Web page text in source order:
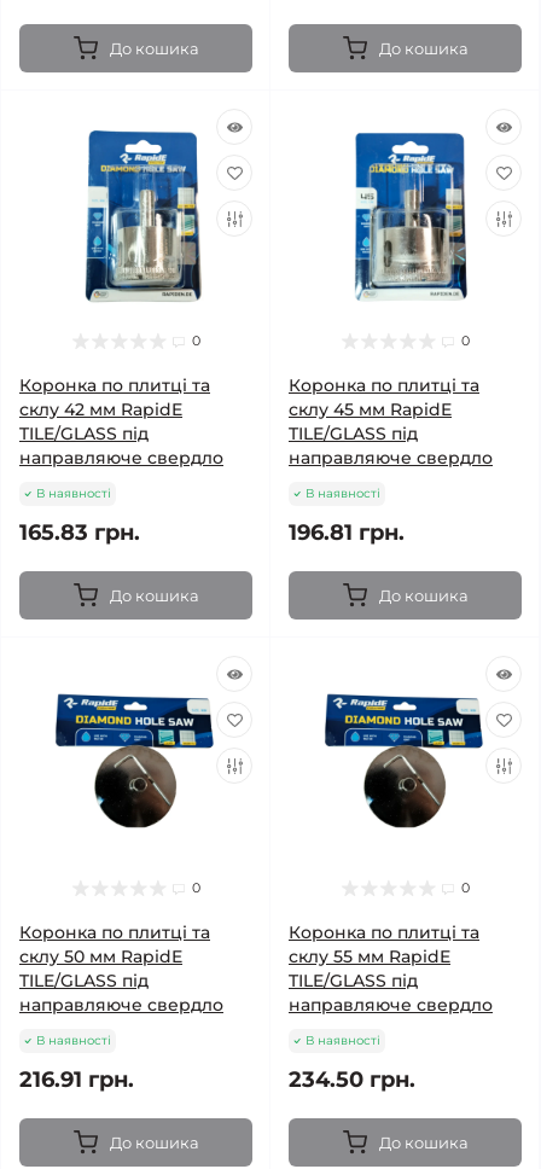
До кошика До кошика
0
Коронка по плитці та
склу 42 мм RapidE
TILE/GLASS під
направляюче свердло
В наявності
165.83 грн.
До кошика
0
Коронка по плитці та
склу 45 мм RapidE
TILE/GLASS під
направляюче свердло
В наявності
196.81 грн.
До кошика
0
Коронка по плитці та
склу 50 мм RapidE
TILE/GLASS під
направляюче свердло
В наявності
216.91 грн.
До кошика
0
Коронка по плитці та
склу 55 мм RapidE
TILE/GLASS під
направляюче свердло
В наявності
234.50 грн.
До кошика